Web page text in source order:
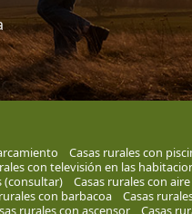
Casas rurales con
con televisión en las
(consultar) Casas rurales con
con barbacoa Casas
rurales con ascensor Casas